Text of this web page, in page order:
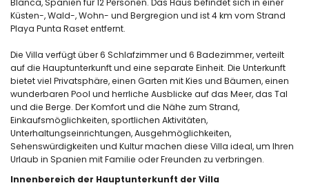
Küsten-, Wald-, Wohn- und Bergregion und ist 4 km vom Strand
Playa Punta Raset entfernt.
Die Villa verfügt über 6 Schlafzimmer und 6 Badezimmer, verteilt
auf die Hauptunterkunft und eine separate Einheit. Die Unterkunft
bietet viel Privatsphäre, einen Garten mit Kies und Bäumen, einen
wunderbaren Pool und herrliche Ausblicke auf das Meer, das Tal
und die Berge. Der Komfort und die Nähe zum Strand,
Einkaufsmöglichkeiten, sportlichen Aktivitäten,
Unterhaltungseinrichtungen, Ausgehmöglichkeiten,
Sehenswürdigkeiten und Kultur machen diese Villa ideal, um Ihren
Urlaub in Spanien mit Familie oder Freunden zu verbringen.
Innenbereich der Hauptunterkunft der Villa